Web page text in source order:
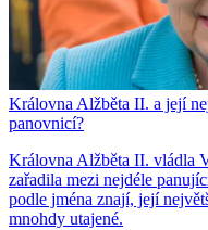
Královna Alžběta II. a její
panovnicí?
Královna Alžběta II. vládla
zařadila mezi nejdéle
podle jména znají, její
mnohdy utajené.